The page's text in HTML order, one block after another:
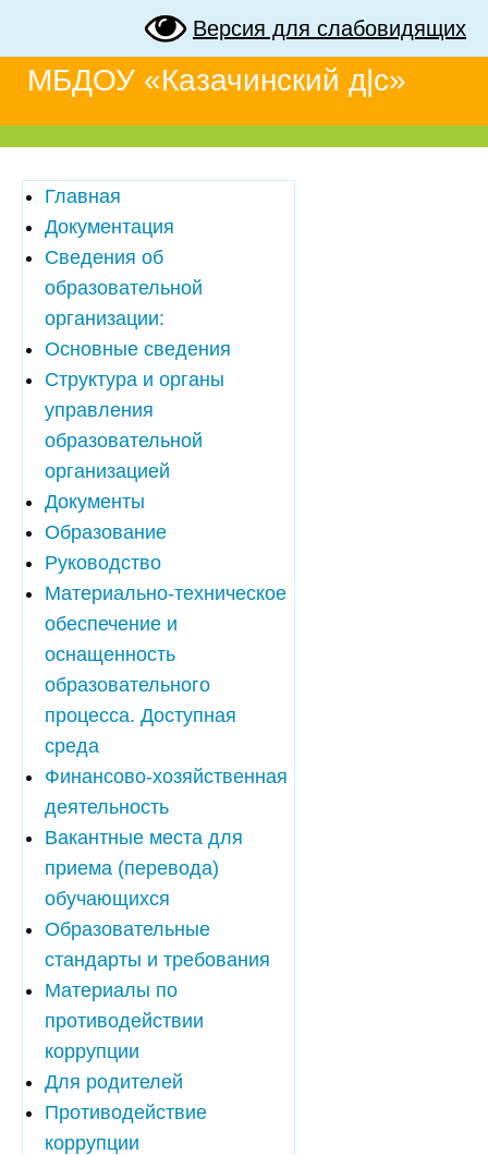
Версия для слабовидящих
МБДОУ «Казачинский д|с»
Главная
Документация
Сведения об
образовательной
организации:
Основные сведения
Структура и органы
управления
образовательной
организацией
Документы
Образование
Руководство
Материально-техническое
обеспечение и
оснащенность
образовательного
процесса. Доступная
среда
Финансово-хозяйственная
деятельность
Вакантные места для
приема (перевода)
обучающихся
Образовательные
стандарты и требования
Материалы по
противодействии
коррупции
Для родителей
Противодействие
коррупции